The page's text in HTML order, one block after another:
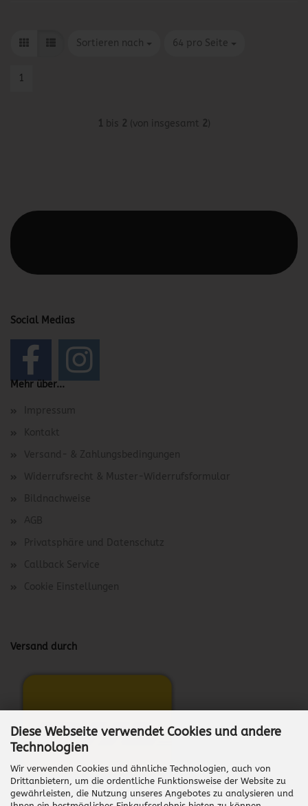
Diese Webseite verwendet Cookies und andere
Technologien
Wir verwenden Cookies und ähnliche Technologien, auch von
Drittanbietern, um die ordentliche Funktionsweise der Website zu
gewährleisten, die Nutzung unseres Angebotes zu analysieren und
Sortieren nach
Sortieren nach 64 pro Seite
pro Seite
1
1 bis 2 (von insgesamt 2)
Social Medias
Mehr über...
Impressum
Kontakt
Versand- & Zahlungsbedingungen
Widerrufsrecht & Muster-Widerrufsformular
Bildnachweise
AGB
Privatsphäre und Datenschutz
Callback Service
Cookie Einstellungen
Versand durch